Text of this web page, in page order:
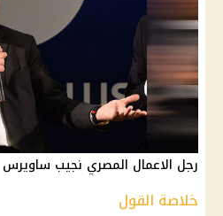
رجل الاعمال المصري نجيب ساويرس
خلاصة القول